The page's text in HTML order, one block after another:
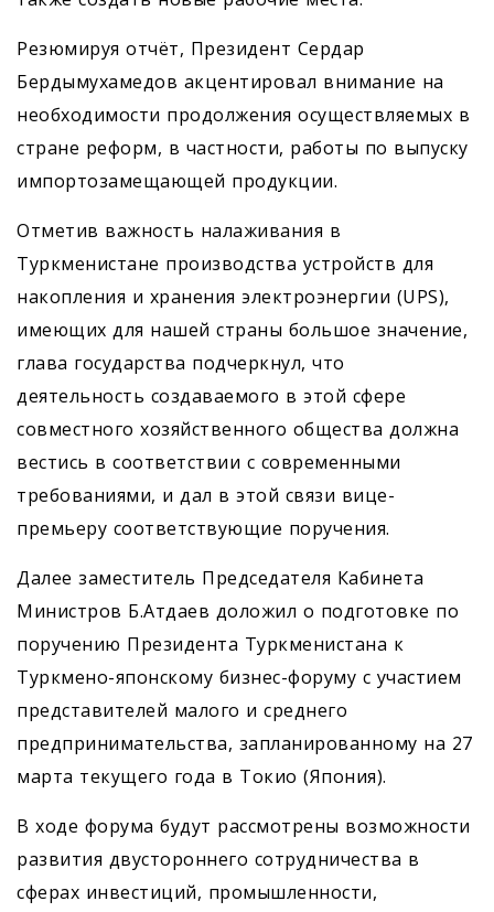
Резюмируя отчёт, Президент Сердар
Бердымухамедов акцентировал внимание на
необходимости продолжения осуществляемых в
стране реформ, в частности, работы по выпуску
импортозамещающей продукции.
Отметив важность налаживания в
Туркменистане производства устройств для
накопления и хранения электроэнергии (UPS),
имеющих для нашей страны большое значение,
глава государства подчеркнул, что
деятельность создаваемого в этой сфере
совместного хозяйственного общества должна
вестись в соответствии с современными
требованиями, и дал в этой связи вице-
премьеру соответствующие поручения.
Далее заместитель Председателя Кабинета
Министров Б.Атдаев доложил о подготовке по
поручению Президента Туркменистана к
Туркмено-японскому бизнес-форуму с участием
представителей малого и среднего
предпринимательства, запланированному на 27
марта текущего года в Токио (Япония).
В ходе форума будут рассмотрены возможности
развития двустороннего сотрудничества в
сферах инвестиций, промышленности,